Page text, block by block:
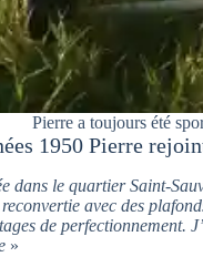
Pierre a toujours été
1950 Pierre
dans le quartier Saint-
avec des
de perfectionnement.
»